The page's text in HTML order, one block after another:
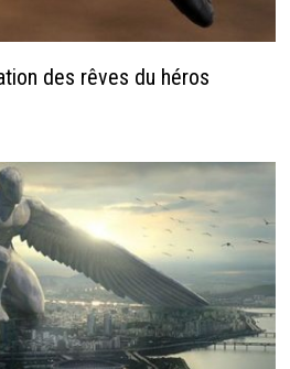
des rêves du héros